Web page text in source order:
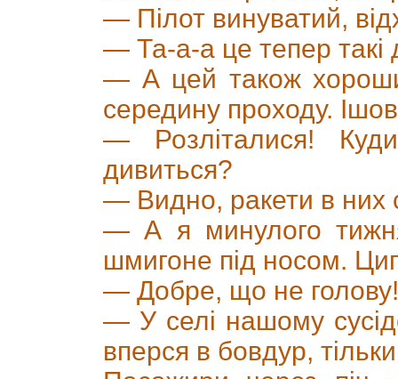
— Пілот винуватий,
— Та-а-а це тепер такі
— А цей також
середину проходу.
— Розліталися!
дивиться?
— Видно, ракети в них
— А я минулого
шмигоне під носом.
— Добре, що не голову!
— У селі нашому
вперся в бовдур,